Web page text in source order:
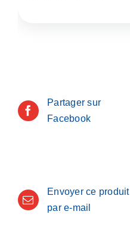
Partager sur
Facebook
Envoyer ce produit
par e-mail